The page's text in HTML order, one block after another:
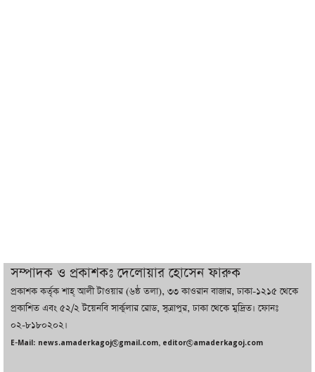
বাজারে কাঁচা মরিচে ‘আগুন’, ‘এত দাম তো
আগে দেখিনি’
সম্পাদক ও প্রকাশকঃ দেলোয়ার হোসেন ফারুক
প্রকাশক কর্তৃক শাহ্ আলী টাওয়ার (৬ষ্ঠ তলা), ৩৩ কাওরান বাজার, ঢাকা-১২১৫ থেকে
প্রকাশিত এবং ৫২/২ টয়েনবি সার্কুলার রোড, সুত্রাপুর, ঢাকা থেকে মুদ্রিত। ফোনঃ
০২-৮১৮০২০২।
E-Mail: news.amaderkagoj@gmail.com, editor@amaderkagoj.com